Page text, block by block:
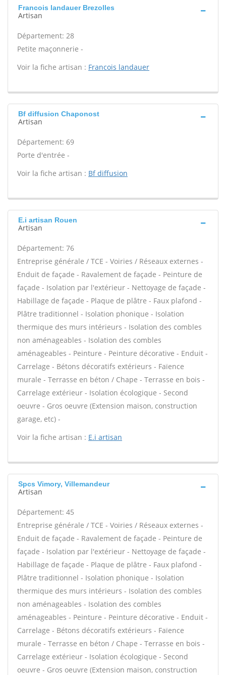
Francois landauer Brezolles
Artisan
Département: 28
Petite maçonnerie -
Voir la fiche artisan : Francois landauer
Bf diffusion Chaponost
Artisan
Département: 69
Porte d'entrée -
Voir la fiche artisan : Bf diffusion
E.i artisan Rouen
Artisan
Département: 76
Entreprise générale / TCE - Voiries / Réseaux externes -
Enduit de façade - Ravalement de façade - Peinture de
façade - Isolation par l'extérieur - Nettoyage de façade -
Habillage de façade - Plaque de plâtre - Faux plafond -
Plâtre traditionnel - Isolation phonique - Isolation
thermique des murs intérieurs - Isolation des combles
non aménageables - Isolation des combles
aménageables - Peinture - Peinture décorative - Enduit -
Carrelage - Bétons décoratifs extérieurs - Faïence
murale - Terrasse en béton / Chape - Terrasse en bois -
Carrelage extérieur - Isolation écologique - Second
oeuvre - Gros oeuvre (Extension maison, construction
garage, etc) -
Voir la fiche artisan : E.i artisan
Spcs Vimory, Villemandeur
Artisan
Département: 45
Entreprise générale / TCE - Voiries / Réseaux externes -
Enduit de façade - Ravalement de façade - Peinture de
façade - Isolation par l'extérieur - Nettoyage de façade -
Habillage de façade - Plaque de plâtre - Faux plafond -
Plâtre traditionnel - Isolation phonique - Isolation
thermique des murs intérieurs - Isolation des combles
non aménageables - Isolation des combles
aménageables - Peinture - Peinture décorative - Enduit -
Carrelage - Bétons décoratifs extérieurs - Faïence
murale - Terrasse en béton / Chape - Terrasse en bois -
Carrelage extérieur - Isolation écologique - Second
oeuvre - Gros oeuvre (Extension maison, construction